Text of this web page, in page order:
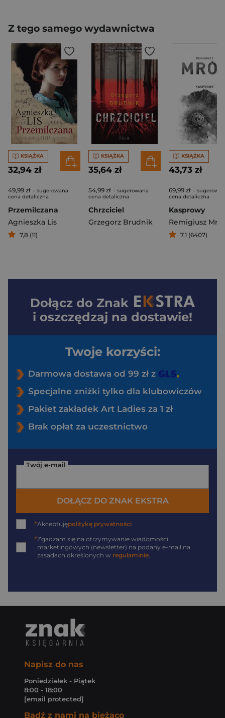
Z tego samego wydawnictwa
KSIĄŻKA
32,94 zł
49,99 zł - sugerowana
cena detaliczna
Przemilczana
Agnieszka Lis
7,8 (11)
KSIĄŻKA
35,64 zł
54,99 zł - sugerowana
cena detaliczna
Chrzciciel
Grzegorz Brudnik
KSIĄŻKA
43,73 zł
69,99 zł -
cena detaliczna
Kasprowy
Remigiusz
7,1 (6407)
Dołącz do Znak
i oszczędzaj na dostawie!
Twoje korzyści:
Darmowa dostawa od 99 zł z
Specjalne zniżki tylko dla klubowiczów
Pakiet zakładek Art Ladies za 1 zł
Brak opłat za uczestnictwo
Twój e-mail
DOŁĄCZ DO ZNAK EKSTRA
*Akceptujępolitykę prywatności
*Zgadzam się na otrzymywanie wiadomości
marketingowych (newsletter) na podany e-mail na
zasadach określonych w regulaminie
Napisz do nas
Poniedziałek - Piątek
8:00 - 18:00
[email protected]
Bądź z nami na bieżąco